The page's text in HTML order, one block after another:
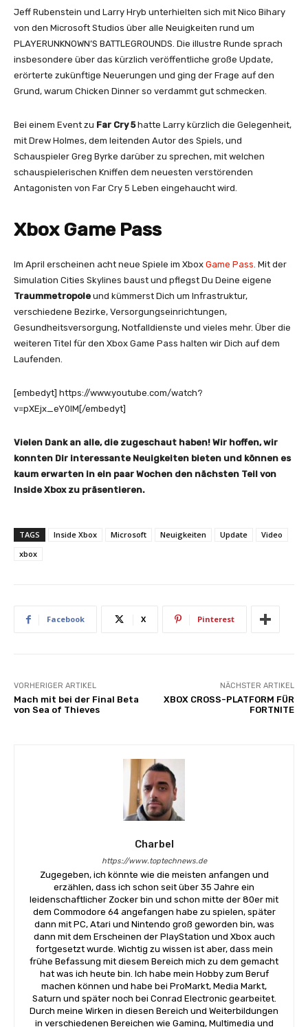
Jeff Rubenstein und Larry Hryb unterhielten sich mit Nico Bihary
von den Microsoft Studios über alle Neuigkeiten rund um
PLAYERUNKNOWN’S BATTLEGROUNDS. Die illustre Runde sprach
insbesondere über das kürzlich veröffentliche große Update,
erörterte zukünftige Neuerungen und ging der Frage auf den
Grund, warum Chicken Dinner so verdammt gut schmecken.
Bei einem Event zu Far Cry 5hatte Larry kürzlich die Gelegenheit,
mit Drew Holmes, dem leitenden Autor des Spiels, und
Schauspieler Greg Byrke darüber zu sprechen, mit welchen
schauspielerischen Kniffen dem neuesten verstörenden
Antagonisten von Far Cry 5 Leben eingehaucht wird.
Xbox Game Pass
Im April erscheinen acht neue Spiele im Xbox Game Pass . Mit der
Simulation Cities Skylines baust und pflegst Du Deine eigene
Traummetropole und kümmerst Dich um Infrastruktur,
verschiedene Bezirke, Versorgungseinrichtungen,
Gesundheitsversorgung, Notfalldienste und vieles mehr. Über die
weiteren Titel für den Xbox Game Pass halten wir Dich auf dem
Laufenden.
[embedyt] https://www.youtube.com/watch?
v=pXEjx_eY0IM[/embedyt]
Vielen Dank an alle, die zugeschaut haben! Wir hoffen, wir
konnten Dir interessante Neuigkeiten bieten und können es
kaum erwarten in ein paar Wochen den nächsten Teil von
Inside Xbox zu präsentieren.
TAGS Inside Xbox Microsoft Neuigkeiten Update
Video
xbox
Facebook X Pinterest
VORHERIGER ARTIKEL
Mach mit bei der Final Beta
von Sea of Thieves
NÄCHSTER ARTIKEL
XBOX CROSS-PLATFORM FÜR
FORTNITE
Charbel
https://www.toptechnews.de
Zugegeben, ich könnte wie die meisten anfangen und
erzählen, dass ich schon seit über 35 Jahre ein
leidenschaftlicher Zocker bin und schon mitte der 80er mit
dem Commodore 64 angefangen habe zu spielen, später
dann mit PC, Atari und Nintendo groß geworden bin, was
dann mit dem Erscheinen der PlayStation und Xbox auch
fortgesetzt wurde. Wichtig zu wissen ist aber, dass mein
frühe Befassung mit diesem Bereich mich zu dem gemacht
hat was ich heute bin. Ich habe mein Hobby zum Beruf
machen können und habe bei ProMarkt, Media Markt,
Saturn und später noch bei Conrad Electronic gearbeitet.
Durch meine Wirken in diesen Bereich und Weiterbildungen
in verschiedenen Bereichen wie Gaming, Multimedia und